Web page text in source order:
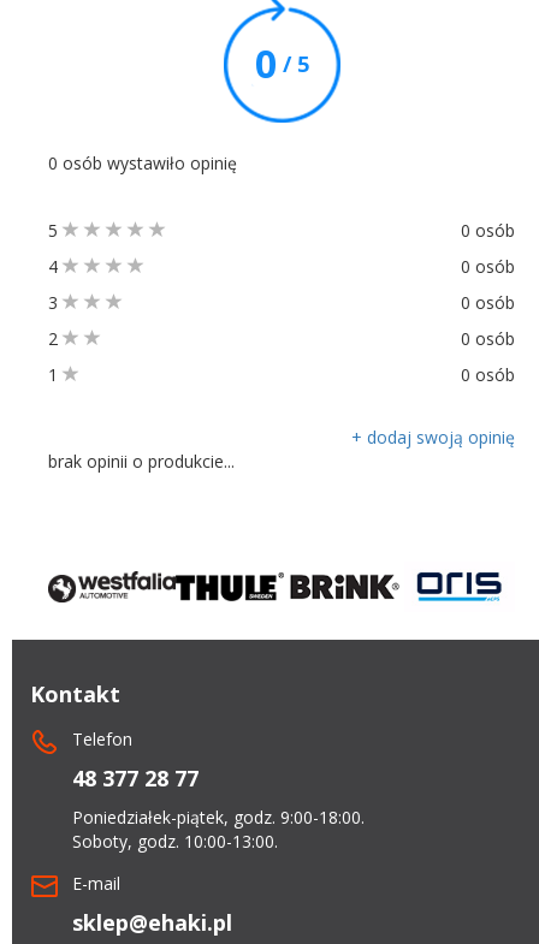
0 / 5
0 osób wystawiło opinię
5
0 osób
4
0 osób
3
0 osób
2
0 osób
1
0 osób
+ dodaj swoją opinię
brak opinii o produkcie...
Kontakt
Telefon
48 377 28 77
Poniedziałek-piątek, godz. 9:00-18:00.
Soboty, godz. 10:00-13:00.
E-mail
sklep@ehaki.pl